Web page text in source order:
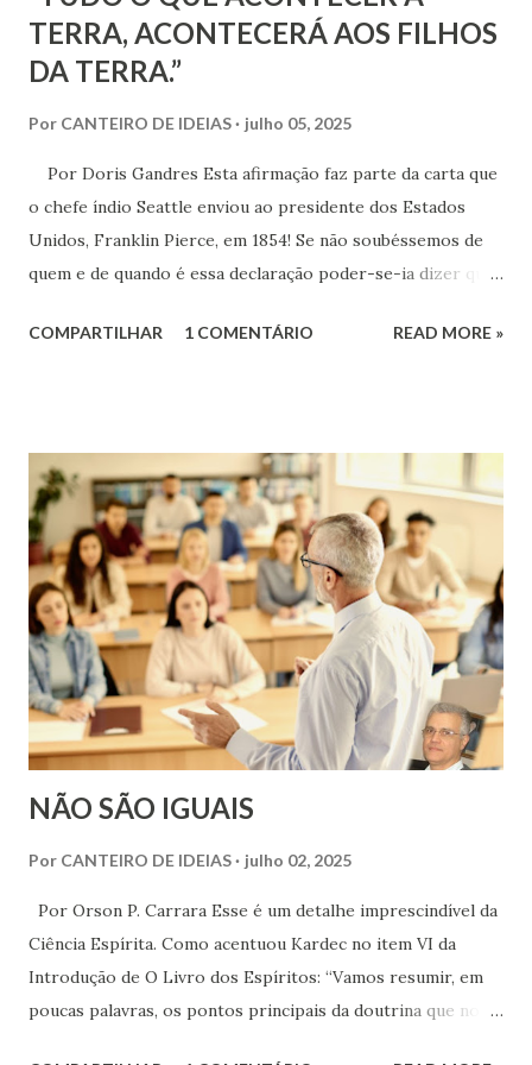
TERRA, ACONTECERÁ AOS FILHOS
DA TERRA.”
Por CANTEIRO DE IDEIAS julho 05, 2025
Por Doris Gandres Esta afirmação faz parte da carta que
o chefe índio Seattle enviou ao presidente dos Estados
Unidos, Franklin Pierce, em 1854! Se não soubéssemos de
quem e de quando é essa declaração poder-se-ia dizer que
perceber a interdependência entre tudo e todos. O modo
tem gerado consequências danosas e desastrosas cada vez
mais evidentes. Por exemplo, atualmente sabemos que 10
milhões de toneladas de plásticos diversos são jogadas nos
oceanos todo ano! E isso sem considerar todas as outras
tantas coisas, como redes de pescadores, latas, sapatos etc.
e até móveis! Contudo, parece que uma boa parte de nós,
sobretudo aqueles que priorizam seus interesses pessoais,
não está se dando conta da gravidade do que está
acontecendo...
COMPARTILHAR 1 COMENTÁRIO READ MORE »
NÃO SÃO IGUAIS
Por CANTEIRO DE IDEIAS julho 02, 2025
Por Orson P. Carrara Esse é um detalhe imprescindível da
Ciência Espírita. Como acentuou Kardec no item VI da
Introdução de O Livro dos Espíritos: “Vamos resumir, em
poucas palavras, os pontos principais da doutrina que nos